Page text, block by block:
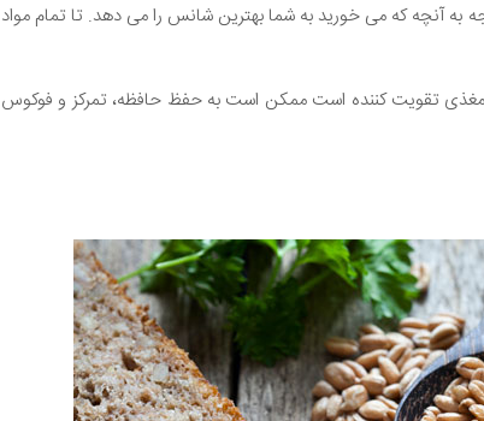
به آنچه که می خورید به شما بهترین شانس را می دهد. تا تمام مواد
غذایی سالم و متعادل که شامل این 50 غذای مغذی تقویت کننده است ممکن است به حفظ حافظه، تمرکز و فوکوس